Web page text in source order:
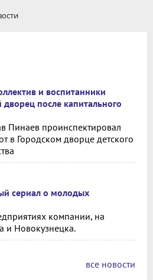
и воспитанники
после капитального
Пинаев проинспектировал
в Городском дворце детского
сериал о молодых
компании, на
и Новокузнецка.
все новости